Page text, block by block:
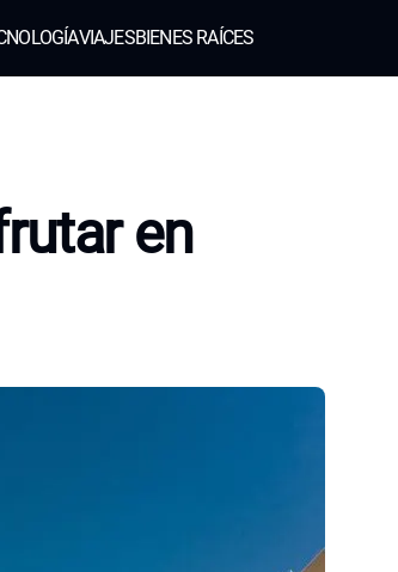
VIAJESBIENES RAÍCES
en